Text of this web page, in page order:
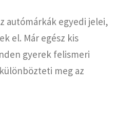
autómárkák egyedi jelei,
el. Már egész kis
gyerek felismeri
meg az